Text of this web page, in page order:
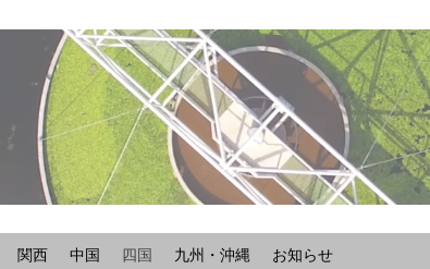
関西 中国 四国 九州・沖縄 お知らせ